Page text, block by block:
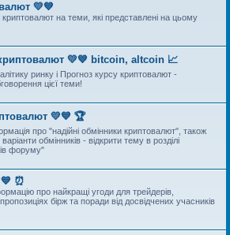
💛💙
на теми, які представлені на цьому
💛💙 bitcoin, altcoin 📈
ринку і Прогноз курсу криптовалют -
цієї теми!
💛💙 🏆
про "надійні обмінники криптовалют", також
обмінників - відкрити тему в розділі
форуму"
⏰
про найкращі угоди для трейдерів,
бірж та поради від досвідчених учасників